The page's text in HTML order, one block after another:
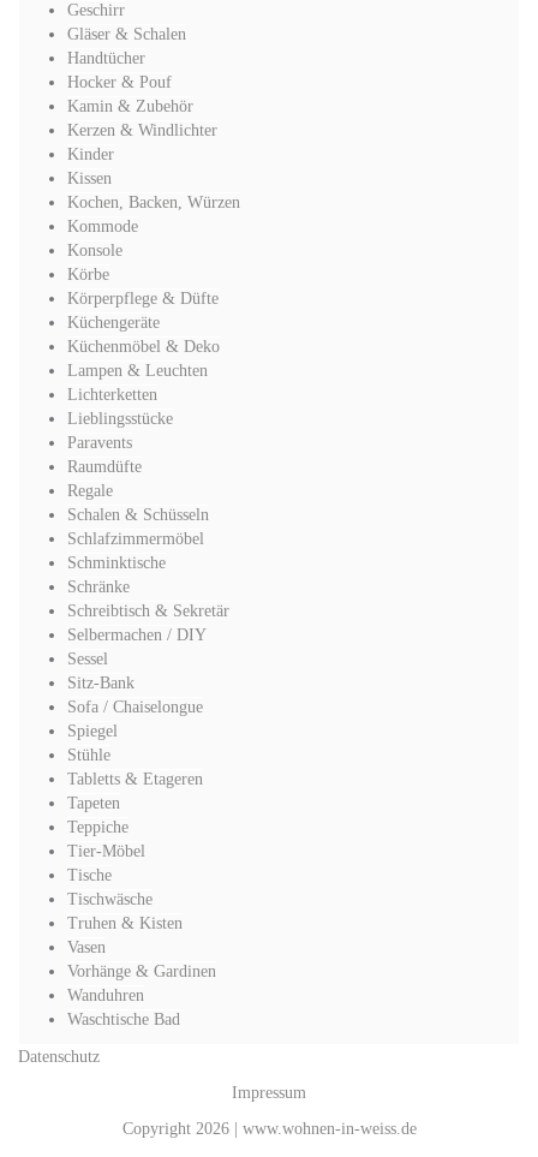
Geschirr
Gläser & Schalen
Handtücher
Hocker & Pouf
Kamin & Zubehör
Kerzen & Windlichter
Kinder
Kissen
Kochen, Backen, Würzen
Kommode
Konsole
Körbe
Körperpflege & Düfte
Küchengeräte
Küchenmöbel & Deko
Lampen & Leuchten
Lichterketten
Lieblingsstücke
Paravents
Raumdüfte
Regale
Schalen & Schüsseln
Schlafzimmermöbel
Schminktische
Schränke
Schreibtisch & Sekretär
Selbermachen / DIY
Sessel
Sitz-Bank
Sofa / Chaiselongue
Spiegel
Stühle
Tabletts & Etageren
Tapeten
Teppiche
Tier-Möbel
Tische
Tischwäsche
Truhen & Kisten
Vasen
Vorhänge & Gardinen
Wanduhren
Waschtische Bad
Datenschutz
Impressum
Copyright 2026 | www.wohnen-in-weiss.de